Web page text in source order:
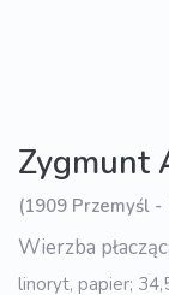
Zygmunt
(1909 Przemyśl
Wierzba
linoryt, papier;